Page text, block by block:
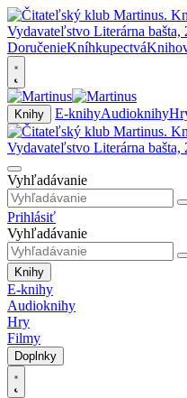
DoručenieKníhkupectvá
Knihy E-knihyAudioknihy
Vyhľadávanie
Prihlásiť
Vyhľadávanie
Knihy
E-knihy
Audioknihy
Hry
Filmy
Doplnky